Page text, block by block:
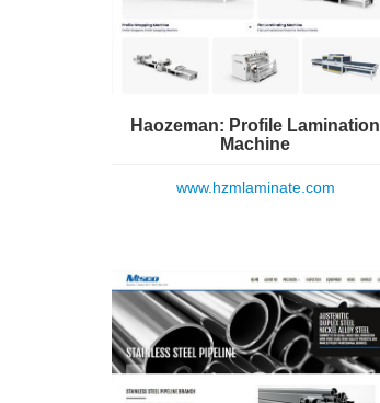
Haozeman: Profile Lamination
Machine
www.hzmlaminate.com